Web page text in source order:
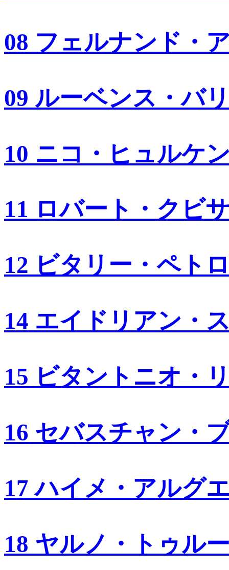
08 フェルナンド・
09 ルーベンス・バ
10 ニコ・ヒュルケ
11 ロバート・クビ
12 ビタリー・ペト
14 エイドリアン・
15 ビタントニオ・
16 セバスチャン・
17 ハイメ・アルグ
18 ヤルノ・トゥル